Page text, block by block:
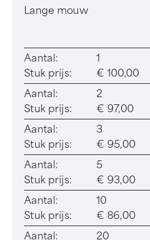
Lange mouw
Aantal:
1
Stuk prijs:
€ 100,00
Aantal:
2
Stuk prijs:
€ 97,00
Aantal:
3
Stuk prijs:
€ 95,00
Aantal:
5
Stuk prijs:
€ 93,00
Aantal:
10
Stuk prijs:
€ 86,00
Aantal:
20